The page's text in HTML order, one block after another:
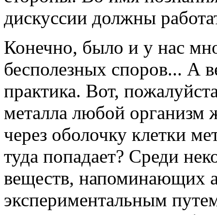
дискуссии должны
Конечно, было и у нас
бесполезных споров... А
практика. Вот,
металла любой организм
через оболочку клетки
туда попадает? Среди
веществ, напоминающих
экспериментальным